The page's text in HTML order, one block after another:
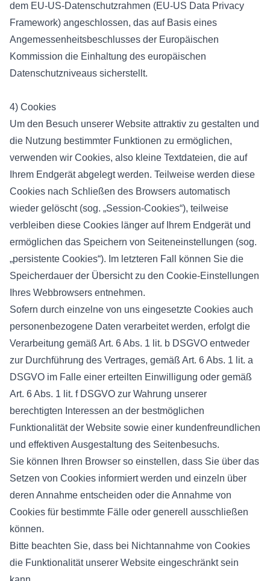
dem EU-US-Datenschutzrahmen (EU-US Data Privacy
Framework) angeschlossen, das auf Basis eines
Angemessenheitsbeschlusses der Europäischen
Kommission die Einhaltung des europäischen
Datenschutzniveaus sicherstellt.
4) Cookies
Um den Besuch unserer Website attraktiv zu gestalten und
die Nutzung bestimmter Funktionen zu ermöglichen,
verwenden wir Cookies, also kleine Textdateien, die auf
Ihrem Endgerät abgelegt werden. Teilweise werden diese
Cookies nach Schließen des Browsers automatisch
wieder gelöscht (sog. „Session-Cookies“), teilweise
verbleiben diese Cookies länger auf Ihrem Endgerät und
ermöglichen das Speichern von Seiteneinstellungen (sog.
„persistente Cookies“). Im letzteren Fall können Sie die
Speicherdauer der Übersicht zu den Cookie-Einstellungen
Ihres Webbrowsers entnehmen.
Sofern durch einzelne von uns eingesetzte Cookies auch
personenbezogene Daten verarbeitet werden, erfolgt die
Verarbeitung gemäß Art. 6 Abs. 1 lit. b DSGVO entweder
zur Durchführung des Vertrages, gemäß Art. 6 Abs. 1 lit. a
DSGVO im Falle einer erteilten Einwilligung oder gemäß
Art. 6 Abs. 1 lit. f DSGVO zur Wahrung unserer
berechtigten Interessen an der bestmöglichen
Funktionalität der Website sowie einer kundenfreundlichen
und effektiven Ausgestaltung des Seitenbesuchs.
Sie können Ihren Browser so einstellen, dass Sie über das
Setzen von Cookies informiert werden und einzeln über
deren Annahme entscheiden oder die Annahme von
Cookies für bestimmte Fälle oder generell ausschließen
können.
Bitte beachten Sie, dass bei Nichtannahme von Cookies
die Funktionalität unserer Website eingeschränkt sein